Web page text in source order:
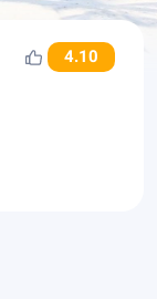
4.10